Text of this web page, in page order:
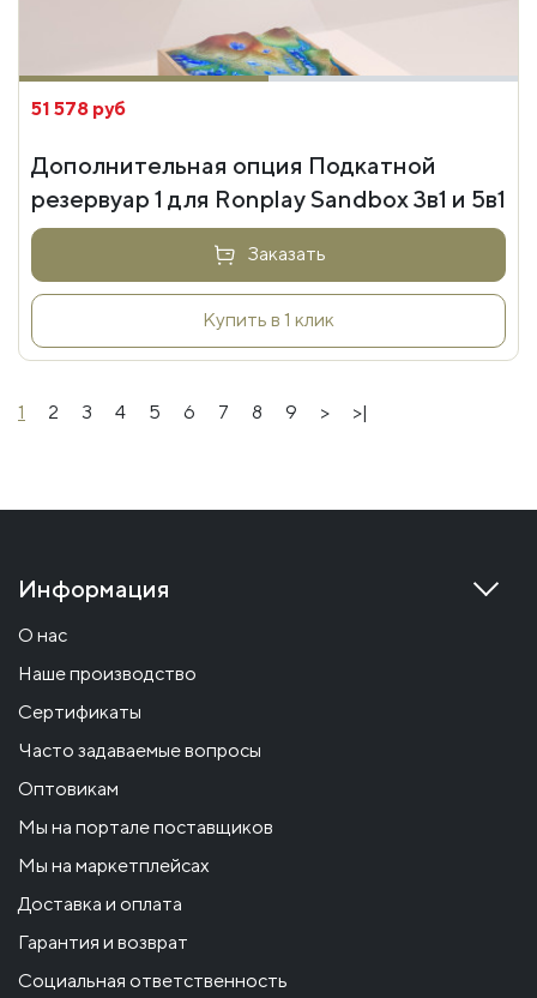
51 578 руб
Дополнительная опция Подкатной
резервуар 1 для Ronplay Sandbox 3в1 и 5в1
Заказать
Купить в 1 клик
1 2 3 4 5 6 7 8 9 > >|
Информация
О нас
Наше производство
Сертификаты
Часто задаваемые вопросы
Оптовикам
Мы на портале поставщиков
Мы на маркетплейсах
Доставка и оплата
Гарантия и возврат
Социальная ответственность